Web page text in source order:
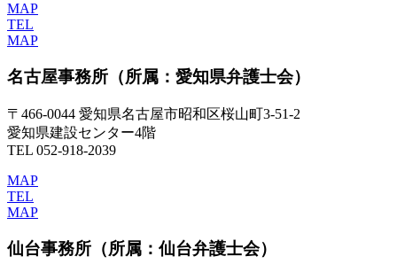
MAP
TEL
MAP
名古屋事務所 （所属：愛知県弁護士会）
〒466-0044 愛知県名古屋市昭和区桜山町3-51-2
愛知県建設センター4階
TEL 052-918-2039
MAP
TEL
MAP
仙台事務所 （所属：仙台弁護士会）